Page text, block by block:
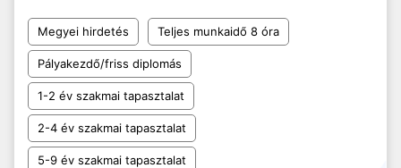
Megyei hirdetés Teljes munkaidő 8 óra
Pályakezdő/friss diplomás
1-2 év szakmai tapasztalat
2-4 év szakmai tapasztalat
5-9 év szakmai tapasztalat